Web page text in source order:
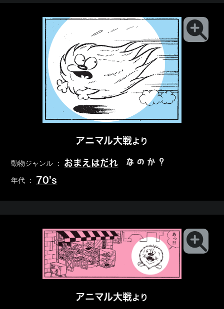
アニマル大戦より
動物ジャンル ： おまえはだれ なのか？
年代 ： 70’s
アニマル大戦より